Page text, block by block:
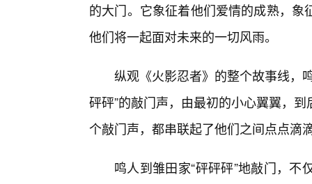
的大门。它象征着他们爱情的成熟，
他们将一起面对未来的一切风雨。
纵观《火影忍者》的整个故事线，
砰砰”的敲门声，由最初的小心翼翼，
个敲门声，都串联起了他们之间点点滴
鸣人到雏田家“砰砰砰”地敲门，